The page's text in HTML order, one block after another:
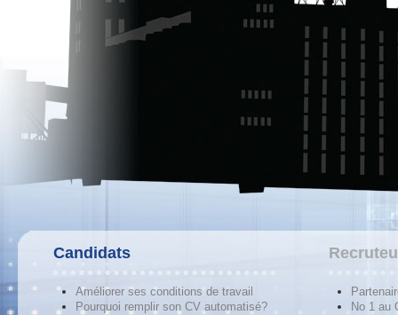
Candidats
Améliorer ses conditions de travail
Pourquoi remplir son CV automatisé?
No 1 au